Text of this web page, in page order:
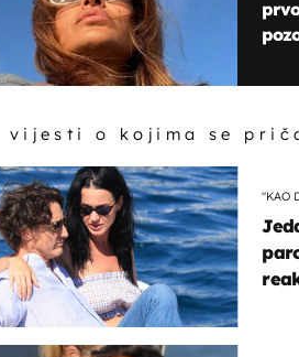
vijesti o kojima se
"KAO